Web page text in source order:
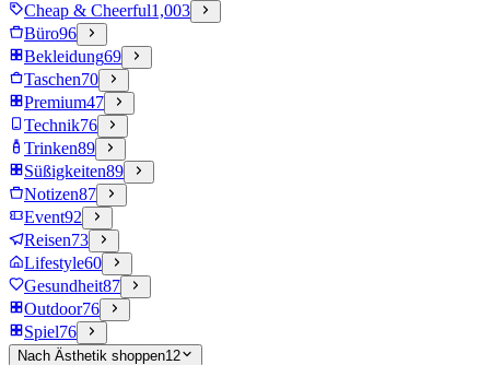
Cheap & Cheerful1,003
Büro96
Bekleidung69
Taschen70
Premium47
Technik76
Trinken89
Süßigkeiten89
Notizen87
Event92
Reisen73
Lifestyle60
Gesundheit87
Outdoor76
Spiel76
Nach Ästhetik shoppen12